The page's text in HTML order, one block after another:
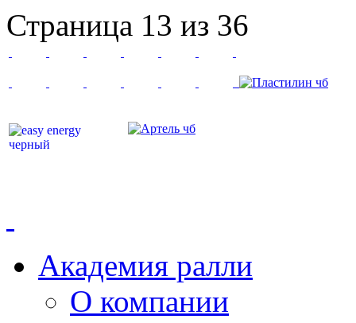
Страница 13 из 36
Академия ралли
О компании